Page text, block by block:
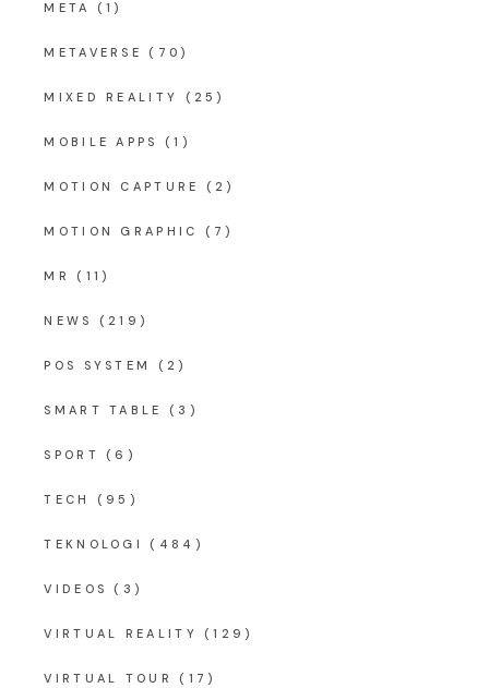
META (1)
METAVERSE (70)
MIXED REALITY (25)
MOBILE APPS (1)
MOTION CAPTURE (2)
MOTION GRAPHIC (7)
MR (11)
NEWS (219)
POS SYSTEM (2)
SMART TABLE (3)
SPORT (6)
TECH (95)
TEKNOLOGI (484)
VIDEOS (3)
VIRTUAL REALITY (129)
VIRTUAL TOUR (17)